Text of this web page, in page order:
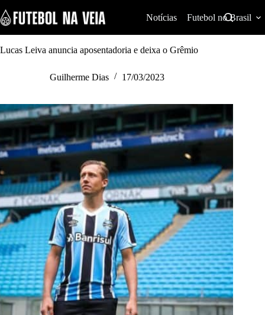
k
i
p
t
e
n
Notícias Futebol no Brasil
Lucas Leiva anuncia aposentadoria e deixa o Grêmio
Guilherme Dias 17/03/2023